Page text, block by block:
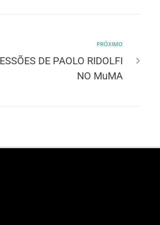
PRÓXIMO
DE PAOLO RIDOLFI
NO MuMA